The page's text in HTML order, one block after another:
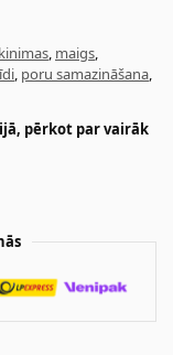
, maigs,
, poru samazināšana,
pērkot par vairāk